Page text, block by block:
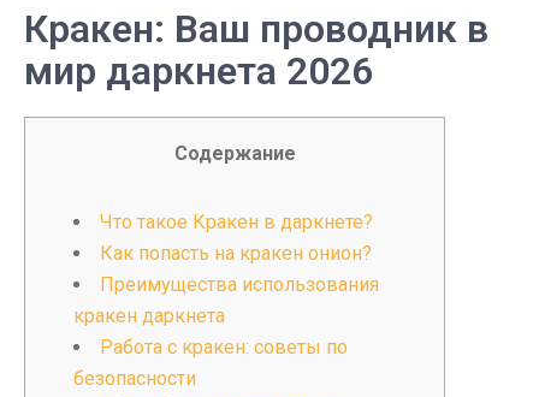
Кракен: Ваш проводник в
мир даркнета 2026
Содержание
Что такое Кракен в даркнете?
Как попасть на кракен онион?
Преимущества использования
кракен даркнета
Работа с кракен: советы по
безопасности